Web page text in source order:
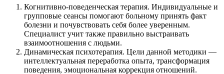
Когнитивно-поведенческая терапия. Индивидуальные и
групповые сеансы помогают больному принять факт
болезни и почувствовать себя более уверенным.
Специалист учит также правильно выстраивать
взаимоотношения с людьми.
Динамическая психотерапия. Цели данной методики —
интеллектуальная переработка опыта, трансформация
поведения, эмоциональная коррекция отношений.